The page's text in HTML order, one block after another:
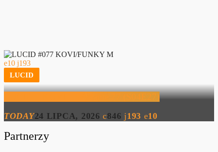
10 193
LUCID
LUCID – KOVI – Wydanie 77 (S04E27)
TODAY24 LIPCA, 2026 846 193 10
Partnerzy